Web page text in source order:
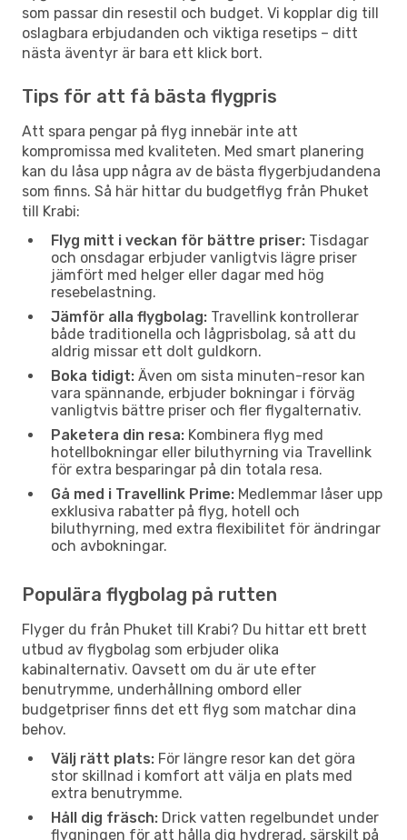
som passar din resestil och budget. Vi kopplar dig till
oslagbara erbjudanden och viktiga resetips – ditt
nästa äventyr är bara ett klick bort.
Tips för att få bästa flygpris
Att spara pengar på flyg innebär inte att
kompromissa med kvaliteten. Med smart planering
kan du låsa upp några av de bästa flygerbjudandena
som finns. Så här hittar du budgetflyg från Phuket
till Krabi:
Flyg mitt i veckan för bättre priser: Tisdagar
och onsdagar erbjuder vanligtvis lägre priser
jämfört med helger eller dagar med hög
resebelastning.
Jämför alla flygbolag: Travellink kontrollerar
både traditionella och lågprisbolag, så att du
aldrig missar ett dolt guldkorn.
Boka tidigt: Även om sista minuten-resor kan
vara spännande, erbjuder bokningar i förväg
vanligtvis bättre priser och fler flygalternativ.
Paketera din resa: Kombinera flyg med
hotellbokningar eller biluthyrning via Travellink
för extra besparingar på din totala resa.
Gå med i Travellink Prime: Medlemmar låser upp
exklusiva rabatter på flyg, hotell och
biluthyrning, med extra flexibilitet för ändringar
och avbokningar.
Populära flygbolag på rutten
Flyger du från Phuket till Krabi? Du hittar ett brett
utbud av flygbolag som erbjuder olika
kabinalternativ. Oavsett om du är ute efter
benutrymme, underhållning ombord eller
budgetpriser finns det ett flyg som matchar dina
behov.
Välj rätt plats: För längre resor kan det göra
stor skillnad i komfort att välja en plats med
extra benutrymme.
Håll dig fräsch: Drick vatten regelbundet under
flygningen för att hålla dig hydrerad, särskilt på